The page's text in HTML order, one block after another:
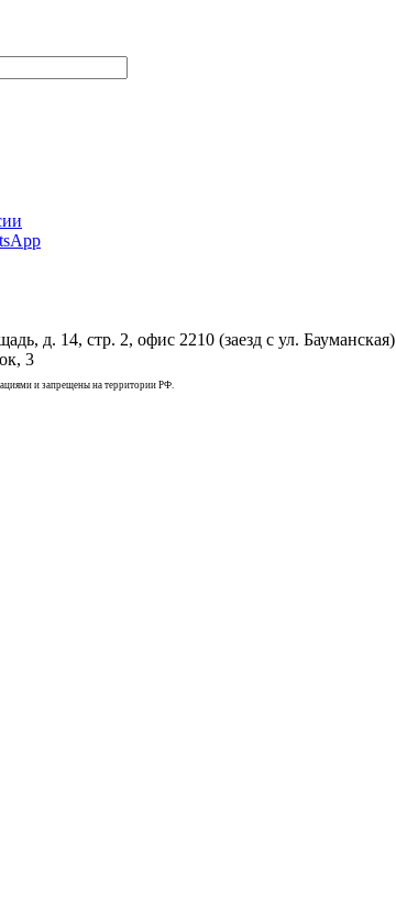
д. 14, стр. 2, офис 2210 (заезд с ул. Бауманская)
3
и запрещены на территории РФ.